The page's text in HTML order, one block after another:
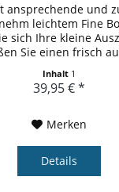
ansprechende und
leichtem Fine
sich Ihre kleine
Sie einen frisch
Inhalt 1
39,95 € *
Merken
Details